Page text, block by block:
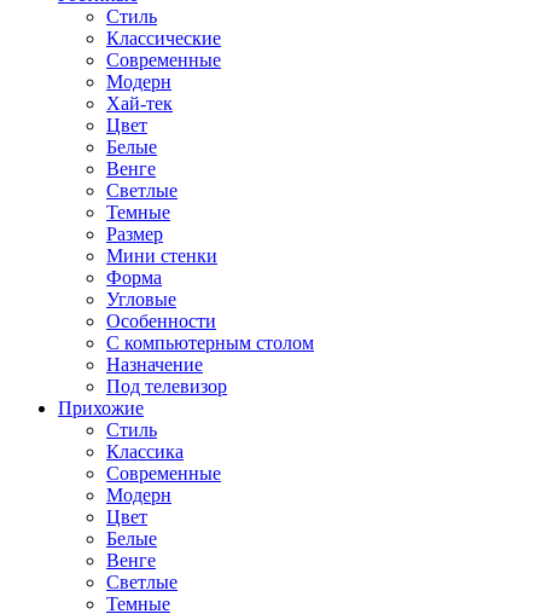
Стиль
Классические
Современные
Модерн
Хай-тек
Цвет
Белые
Венге
Светлые
Темные
Размер
Мини стенки
Форма
Угловые
Особенности
С компьютерным столом
Назначение
Под телевизор
Прихожие
Стиль
Классика
Современные
Модерн
Цвет
Белые
Венге
Светлые
Темные